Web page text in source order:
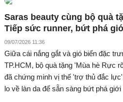
Saras beauty cùng bộ quà
Tiếp sức runner, bứt phá
09/07/2026 11:36
Giữa cái nắng gắt và gió biển đặc
TP.HCM, bộ quà tặng 'Mùa hè Rực
đã chứng minh vị thế 'trợ thủ đắc
lo về làn da để sẵn sàng bứt phá